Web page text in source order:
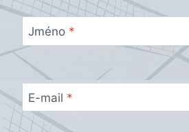
Jméno *
E-mail *